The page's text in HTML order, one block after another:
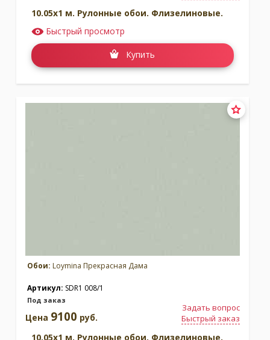
10.05x1 м. Рулонные обои. Флизелиновые.
Быстрый просмотр
Купить
Обои: Loymina Прекрасная Дама
Артикул: SDR1 008/1
Под заказ
Задать вопрос
Быстрый заказ
Цена 9100 руб.
10.05x1 м. Рулонные обои. Флизелиновые.